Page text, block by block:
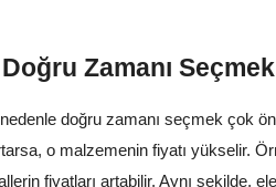
Zamanı Seçmek
doğru zamanı seçmek çok
o malzemenin fiyatı yükselir.
fiyatları artabilir. Aynı şekilde,